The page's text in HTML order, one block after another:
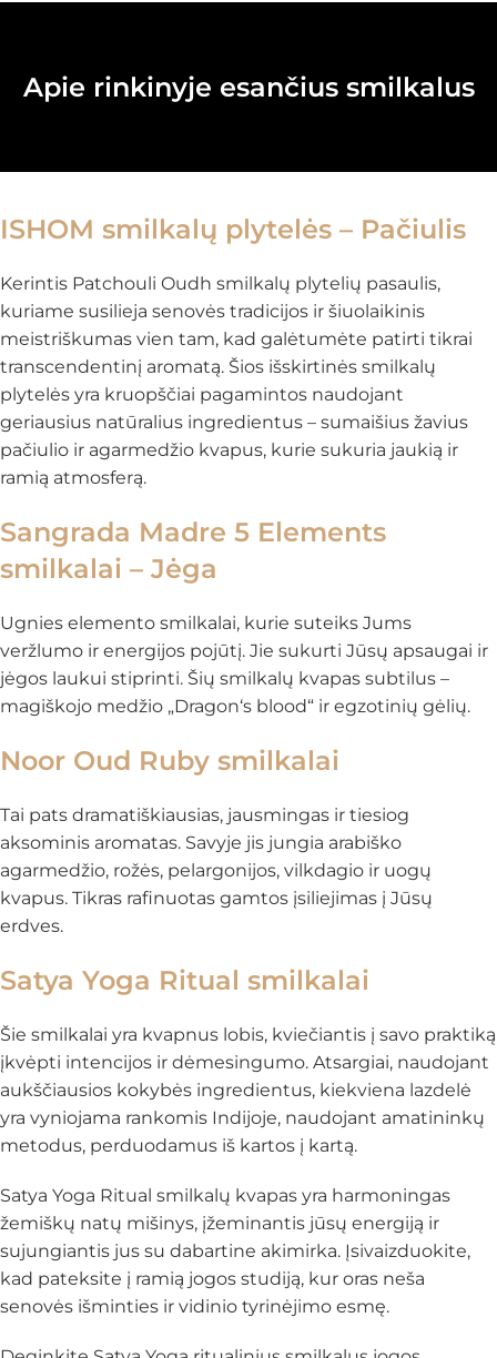
Apie rinkinyje esančius smilkalus
ISHOM smilkalų plytelės – Pačiulis
Kerintis Patchouli Oudh smilkalų plytelių pasaulis,
kuriame susilieja senovės tradicijos ir šiuolaikinis
meistriškumas vien tam, kad galėtumėte patirti tikrai
transcendentinį aromatą. Šios išskirtinės smilkalų
plytelės yra kruopščiai pagamintos naudojant
geriausius natūralius ingredientus – sumaišius žavius
pačiulio ir agarmedžio kvapus, kurie sukuria jaukią ir
ramią atmosferą.
Sangrada Madre 5 Elements
smilkalai – Jėga
Ugnies elemento smilkalai, kurie suteiks Jums
veržlumo ir energijos pojūtį. Jie sukurti Jūsų apsaugai ir
jėgos laukui stiprinti. Šių smilkalų kvapas subtilus –
magiškojo medžio „Dragon‘s blood“ ir egzotinių gėlių.
Noor Oud Ruby smilkalai
Tai pats dramatiškiausias, jausmingas ir tiesiog
aksominis aromatas. Savyje jis jungia arabiško
agarmedžio, rožės, pelargonijos, vilkdagio ir uogų
kvapus. Tikras rafinuotas gamtos įsiliejimas į Jūsų
erdves.
Satya Yoga Ritual smilkalai
Šie smilkalai yra kvapnus lobis, kviečiantis į savo praktiką
įkvėpti intencijos ir dėmesingumo. Atsargiai, naudojant
aukščiausios kokybės ingredientus, kiekviena lazdelė
yra vyniojama rankomis Indijoje, naudojant amatininkų
metodus, perduodamus iš kartos į kartą.
Satya Yoga Ritual smilkalų kvapas yra harmoningas
žemiškų natų mišinys, įžeminantis jūsų energiją ir
sujungiantis jus su dabartine akimirka. Įsivaizduokite,
kad pateksite į ramią jogos studiją, kur oras neša
senovės išminties ir vidinio tyrinėjimo esmę.